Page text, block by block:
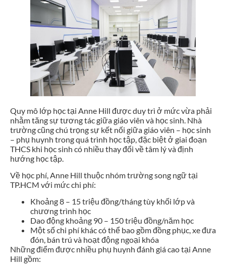
Quy mô lớp học tại Anne Hill được duy trì ở mức vừa phải
nhằm tăng sự tương tác giữa giáo viên và học sinh. Nhà
trường cũng chú trọng sự kết nối giữa giáo viên – học sinh
– phụ huynh trong quá trình học tập, đặc biệt ở giai đoạn
THCS khi học sinh có nhiều thay đổi về tâm lý và định
hướng học tập.
Về học phí, Anne Hill thuộc nhóm trường song ngữ tại
TP.HCM với mức chi phí:
Khoảng 8 – 15 triệu đồng/tháng tùy khối lớp và
chương trình học
Dao động khoảng 90 – 150 triệu đồng/năm học
Một số chi phí khác có thể bao gồm đồng phục, xe đưa
đón, bán trú và hoạt động ngoại khóa
Những điểm được nhiều phụ huynh đánh giá cao tại Anne
Hill gồm: